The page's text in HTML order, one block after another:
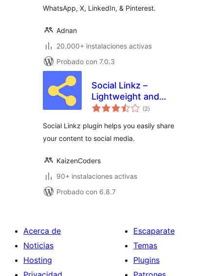
WhatsApp, X, LinkedIn, & Pinterest.
Adnan
20.000+ instalaciones activas
Probado con 7.0.3
Social Linkz –
Lightweight and
fast social media
(2total
de
)
Social Linkz plugin helps you easily share
your content to social media.
KaizenCoders
90+ instalaciones activas
Probado con 6.8.7
Acerca de
Noticias
Hosting
Escaparate
Temas
Plugins